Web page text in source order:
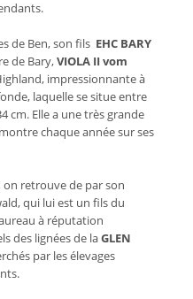
de Ben, son fils EHC BARY
de Bary,VIOLA II vom
impressionnante à
laquelle se situe entre
cm. Elle a une très grande
chaque année sur ses
on retrouve de par son
qui lui est un fils du
à réputation
des lignées de laGLEN
par les élevages